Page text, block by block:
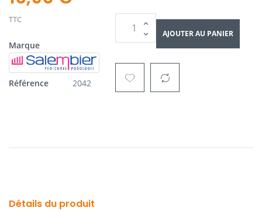
TTC
Marque
Référence 2042
AJOUTER AU PANIER
Détails du produit